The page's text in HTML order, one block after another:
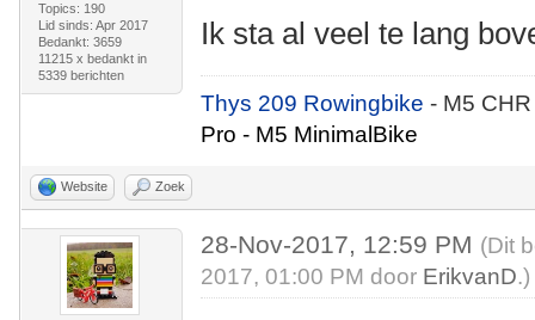
Topics: 190
Lid sinds: Apr 2017
Bedankt: 3659
11215 x bedankt in
5339 berichten
Ik sta al veel te lang
Thys 209 Rowingbike- M5
Pro - M5 MinimalBike
Website Zoek
28-Nov-2017, 12:59 PM (Dit
2017, 01:00 PM door ErikvanD.)